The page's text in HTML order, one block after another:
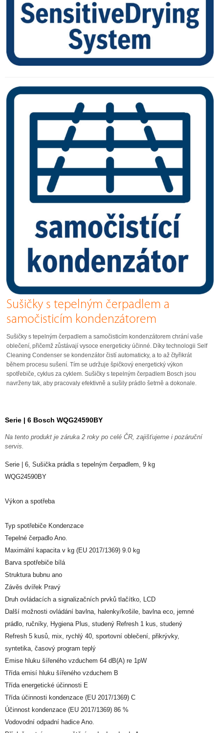
Sušičky s tepelným čerpadlem a
samočisticím kondenzátorem
Sušičky s tepelným čerpadlem a samočisticím kondenzátorem chrání vaše
oblečení, přičemž zůstávají vysoce energeticky účinné. Díky technologii Self
Cleaning Condenser se kondenzátor čistí automaticky, a to až čtyřikrát
během procesu sušení. Tím se udržuje špičkový energetický výkon
spotřebiče, cyklus za cyklem. Sušičky s tepelným čerpadlem Bosch jsou
navrženy tak, aby pracovaly efektivně a sušily prádlo šetrně a dokonale.
Serie | 6 Bosch WQG24590BY
Na tento produkt je záruka 2 roky po celé ČR, zajišťujeme i pozáruční
servis.
Serie | 6, Sušička prádla s tepelným čerpadlem, 9 kg
WQG24590BY
Výkon a spotřeba
Typ spotřebiče Kondenzace
Tepelné čerpadlo Ano.
Maximální kapacita v kg (EU 2017/1369) 9.0 kg
Barva spotřebiče bílá
Struktura bubnu ano
Závěs dvířek Pravý
Druh ovládacích a signalizačních prvků tlačítko, LCD
Další možnosti ovládání bavlna, halenky/košile, bavlna eco, jemné
prádlo, ručníky, Hygiena Plus, studený Refresh 1 kus, studený
Refresh 5 kusů, mix, rychlý 40, sportovní oblečení, přikrývky,
syntetika, časový program teplý
Emise hluku šířeného vzduchem 64 dB(A) re 1pW
Třída emisí hluku šířeného vzduchem B
Třída energetické účinnosti E
Třída účinnosti kondenzace (EU 2017/1369) C
Účinnost kondenzace (EU 2017/1369) 86 %
Vodovodní odpadní hadice Ano.